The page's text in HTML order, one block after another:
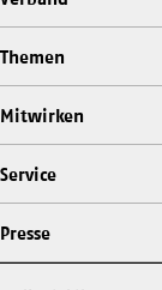
Themen
Mitwirken
Service
Presse